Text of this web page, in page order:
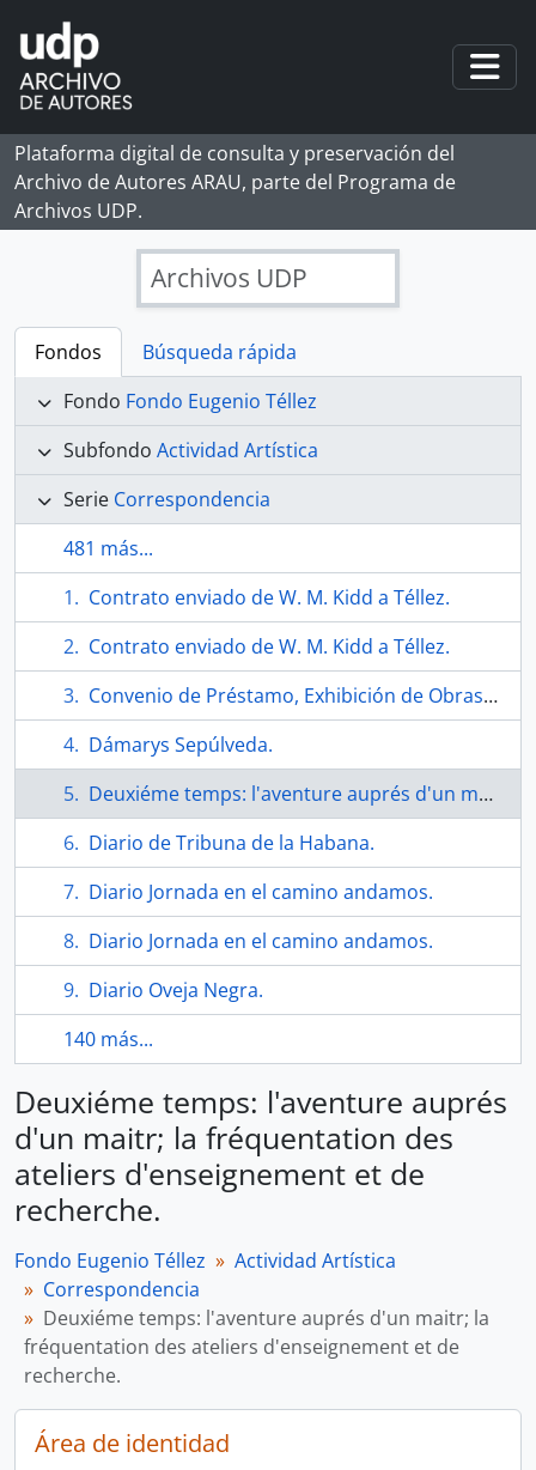
Skip to main content
Plataforma digital de consulta y preservación del
Archivo de Autores ARAU, parte del Programa de
Archivos UDP.
Archivos UDP
Fondos
Búsqueda rápida
Fondo Fondo Eugenio Téllez
Subfondo Actividad Artística
Serie Correspondencia
481 más...
Contrato enviado de W. M. Kidd a Téllez.
Contrato enviado de W. M. Kidd a Téllez.
Convenio de Préstamo, Exhibición de Obras y Autorización Uso de Imagen.
Dámarys Sepúlveda.
Deuxiéme temps: l'aventure auprés d'un maitr; la fréquentation des ateliers d'enseignement et de recherche.
Diario de Tribuna de la Habana.
Diario Jornada en el camino andamos.
Diario Jornada en el camino andamos.
Diario Oveja Negra.
140 más...
Deuxiéme temps: l'aventure auprés
d'un maitr; la fréquentation des
ateliers d'enseignement et de
recherche.
Fondo Eugenio Téllez
Actividad Artística
Correspondencia
Deuxiéme temps: l'aventure auprés d'un maitr; la
fréquentation des ateliers d'enseignement et de
recherche.
Área de identidad